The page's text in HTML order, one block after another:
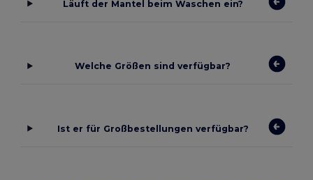
Läuft der Mantel beim Waschen ein?
Welche Größen sind verfügbar?
Ist er für Großbestellungen verfügbar?